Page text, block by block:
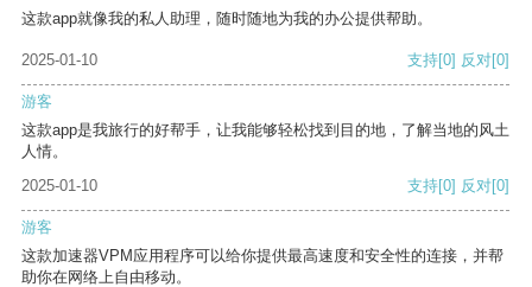
这款app就像我的私人助理，随时随地为我的办公提供帮助。
2025-01-10 支持[0] 反对[0]
游客
这款app是我旅行的好帮手，让我能够轻松找到目的地，了解当地的风土
人情。
2025-01-10
支持[0] 反对[0]
游客
这款加速器VPM应用程序可以给你提供最高速度和安全性的连接，并帮
助你在网络上自由移动。